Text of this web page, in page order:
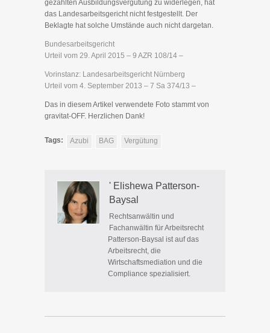
gezahlten Ausbildungsvergütung zu widerlegen, hat
das Landesarbeitsgericht nicht festgestellt. Der
Beklagte hat solche Umstände auch nicht dargetan.
Bundesarbeitsgericht
Urteil vom 29. April 2015 – 9 AZR 108/14 –
Vorinstanz: Landesarbeitsgericht Nürnberg
Urteil vom 4. September 2013 – 7 Sa 374/13 –
Das in diesem Artikel verwendete Foto stammt von
gravitat-OFF. Herzlichen Dank!
Tags: Azubi BAG Vergütung
' Elishewa Patterson-
Baysal
Rechtsanwältin und
Fachanwältin für Arbeitsrecht
Patterson-Baysal ist auf das
Arbeitsrecht, die
Wirtschaftsmediation und die
Compliance spezialisiert.